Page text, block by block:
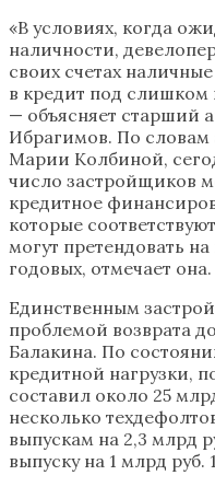
«В условиях, когда
наличности,
своих счетах
в кредит под слишком
— объясняет старший
Ибрагимов. По словам
Марии Колбиной,
число застройщиков
кредитное
которые
могут претендовать
годовых, отмечает она.
Единственным
проблемой возврата
Балакина. По
кредитной нагрузки,
составил около 25
несколько
выпускам на 2,3 млрд
выпуску на 1 млрд руб.